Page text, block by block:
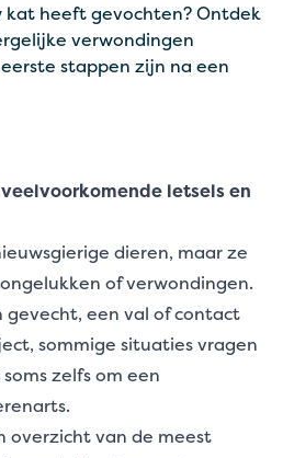
kat heeft gevochten? Ontdek
verwondingen
stappen zijn na een
letsels en
dieren, maar ze
of verwondingen.
een val of contact
sommige situaties vragen
zelfs om een
overzicht van de meest